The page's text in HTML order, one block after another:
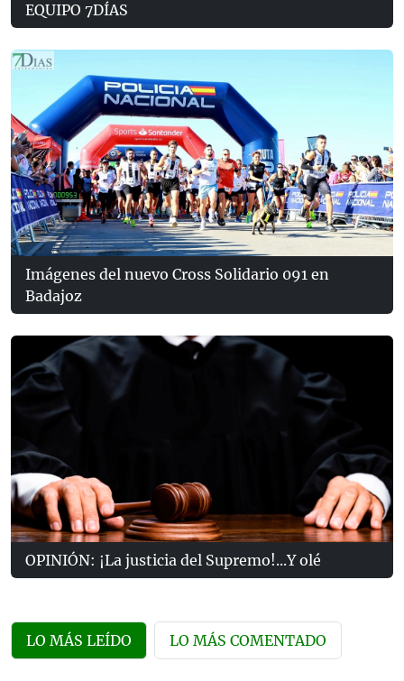
EQUIPO 7DÍAS
Imágenes del nuevo Cross Solidario 091 en
Badajoz
OPINIÓN: ¡La justicia del Supremo!...Y olé
LO MÁS LEÍDO LO MÁS COMENTADO